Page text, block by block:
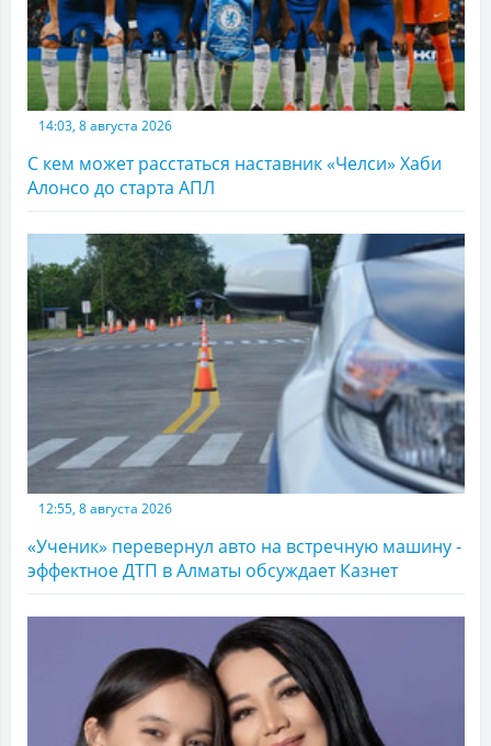
14:03, 8 августа 2026
С кем может расстаться наставник «Челси» Хаби
Алонсо до старта АПЛ
12:55, 8 августа 2026
«Ученик» перевернул авто на встречную машину -
эффектное ДТП в Алматы обсуждает Казнет